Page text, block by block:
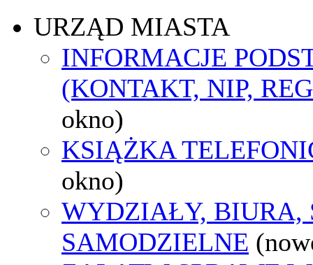
URZĄD MIASTA
INFORMACJE
(KONTAKT, NIP,
okno)
KSIĄŻKA
okno)
WYDZIAŁY, BIURA,
SAMODZIELNE